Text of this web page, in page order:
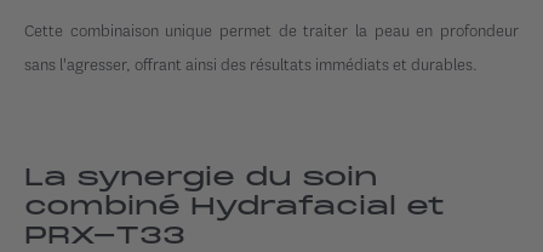
Cette combinaison unique permet de traiter la peau en profondeur
sans l'agresser, offrant ainsi des résultats immédiats et durables.
La synergie du soin
combiné Hydrafacial et
PRX-T33